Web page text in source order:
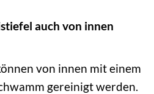
auch von innen
von innen mit einem
gereinigt werden.